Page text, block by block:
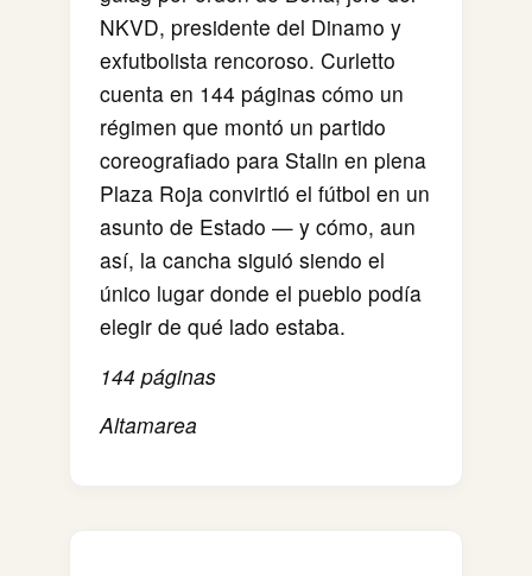
NKVD, presidente del Dinamo y
exfutbolista rencoroso. Curletto
cuenta en 144 páginas cómo un
régimen que montó un partido
coreografiado para Stalin en plena
Plaza Roja convirtió el fútbol en un
asunto de Estado — y cómo, aun
así, la cancha siguió siendo el
único lugar donde el pueblo podía
elegir de qué lado estaba.
144 páginas
Altamarea